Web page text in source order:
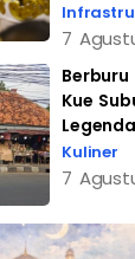
7
Kue
Kuliner
7